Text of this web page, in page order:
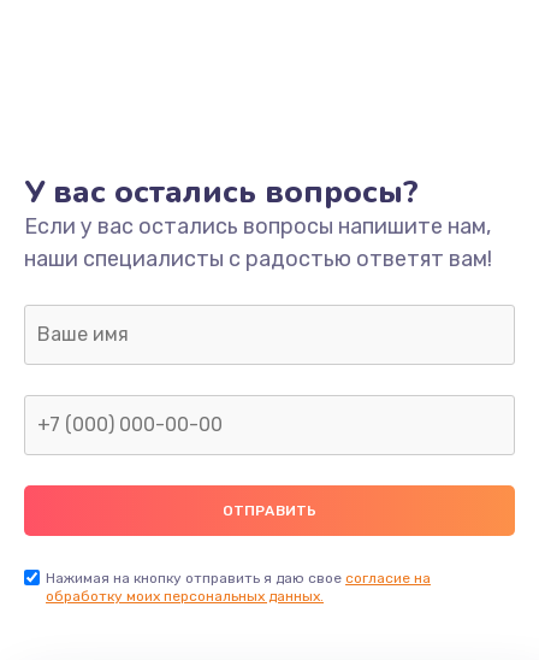
Замена/Pемонт карбюратора
1300 руб.
Заказать
Ремонт капиллярной трубки
400 руб.
Заказать
У вас остались вопросы?
Если у вас остались вопросы напишите нам,
наши специалисты с радостью ответят вам!
Нажимая на кнопку отправить я даю свое согласие на
обработку моих персональных данных.